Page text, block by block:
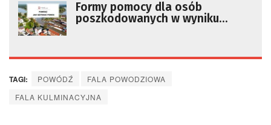
Formy pomocy dla osób
poszkodowanych w wyniku
TAGI: POWÓDŹ
FALA POWODZIOWA
FALA KULMINACYJNA